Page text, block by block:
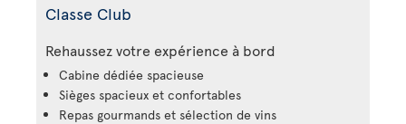
Classe Club
Rehaussez votre expérience à bord
Cabine dédiée spacieuse
Sièges spacieux et confortables
Repas gourmands et sélection de vins